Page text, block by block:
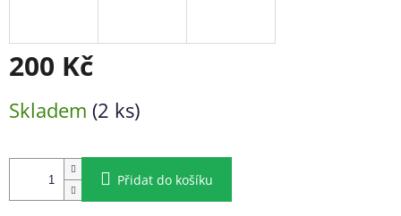
200 Kč
cena:
Skladem (2 ks)
Přidat do košíku